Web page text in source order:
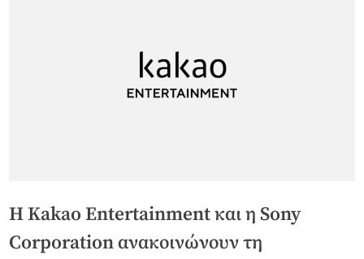
Η Kakao Entertainment και η Sony
Corporation ανακοινώνουν τη